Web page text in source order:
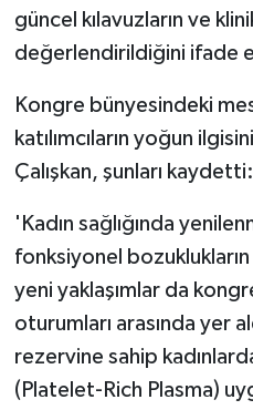
güncel kılavuzların ve
değerlendirildiğini ifade
Kongre bünyesindeki
katılımcıların yoğun
Çalışkan, şunları kaydetti:
'Kadın sağlığında
fonksiyonel
yeni yaklaşımlar da
oturumları arasında yer
rezervine sahip
(Platelet-Rich Plasma)